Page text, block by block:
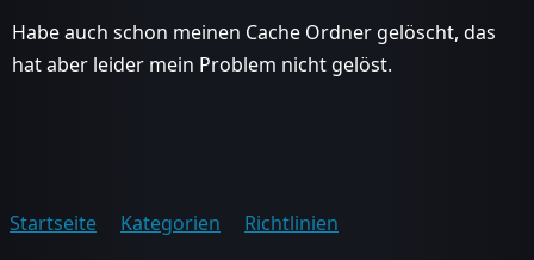
Habe auch schon meinen Cache Ordner gelöscht, das
hat aber leider mein Problem nicht gelöst.
Startseite Kategorien
Richtlinien